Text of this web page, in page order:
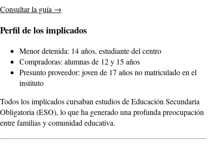
Consultar la guía →
Perfil de los implicados
Menor detenida: 14 años, estudiante del centro
Compradoras: alumnas de 12 y 15 años
Presunto proveedor: joven de 17 años no matriculado en el
instituto
Todos los implicados cursaban estudios de Educación Secundaria
Obligatoria (ESO), lo que ha generado una profunda preocupación
entre familias y comunidad educativa.